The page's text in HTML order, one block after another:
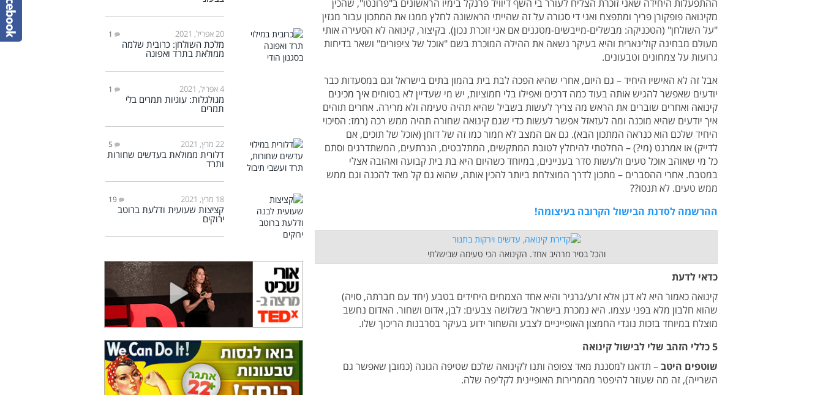
ההתפעלות היחידה שאני זוכרת הצליח לעורר בי השף דיוויד פרנקל בימיו הראשונים ב"פרונטו", שהכין
מקינואה פופקורן פריך ומתפצח ואני די סגורה על זה שהייתי הראשונה לחלץ ממנו את המתכון עבור מגזין
"על השולחן" (הטכניקה: מבשלים-מייבשים-מטגנים אם אני זוכרת נכון). בקיצור, קינואה לא הסעירה אותי
מעולם מבחינה קולינארית והיא בעיקר נשאה את ההילה המוכרת בשם "אוכל של ציפורים" ושאר בדיחות
גרועות על צמחונים וטבעונים.
אבל זה לא האישיו היחיד – גם היום, אחרי שהיא הפכה לבת בית בהמון בתים בישראל וגם במסעדות כבר
יודעים שאפשר להגיש אותה בעוד כמה דרכים ואפילו בלי חמוציות, יש מי שעדיין לא בטוחים איך מכינים
קינואה ואחרים שוברים את הראש מה צריך לעשות בשביל שהיא תהיה טעימה ולא מרירה. אחרים תוהים
איך יודעים שהיא מוכנה ומה לעזאזל אפשר לעשות כדי שגם קינואה שחורה תהיה ממש רכה (רמז: הסיכוי
היחיד שלכם הוא כנראה המתכון הבא). גם אם המצב לא חמור כמו זה של דוחן (אוכל של תוכים, אם
לדייק) או אמרנט (מי?) – החלטתי להיחלץ לטובת המתקשים, המתלבטים, הנרתעים, המשתדרגים וסתם
כל מי שאוהב אוכל טעים ולעשות סדר בעניינים, במיוחד כשהיום היא בת בית קבועה ואהובה אצלי
במטבח. אחרי ההסברים – מתכון לדרך המוצלחת ביותר להכין אותה, שהוא גם קל מאד להכנה וגם ממש
ממש טעים. לא תנסו??
ההרשמה לסדנת הבישול הקרובה בעיצומה!
והכל בסיר מרהיב אחד. הקינואה הכי טעימה שבישלתי
כדאי לדעת
קינואה כאמור היא לא דגן אלא זרע/גרגיר והיא אחד הצמחים היחידים בטבע (יחד עם חברתה, סויה)
שהוא חלבון מלא בפני עצמו. היא נמכרת בישראל בשלושה צבעים: לבן, אדום ושחור. האדום נחשב
מוצלח במיוחד בזכות נוגדי החמצון האופייניים לצבע והשחור ידוע בעיקר בסרבנות הריכוך שלו.
5 כללי הזהב שלי לבישול קינואה
שוטפים היטב– תדאגו למסננת מאד צפופה ותנו לקינואה שלכם שטיפה הגונה (כמובן שאפשר גם
השרייה), זה מה שעוזר להיפטר מהמרירות האופיינית לקליפה שלה.
20 אפריל, 2021 1
מלכת השולחן: כרובית שלמה
ממולאת בתרד ואפונה
4 אפריל, 2021 1
מגולגלות: עוגיות תמרים בלי
תמרים
22 מרץ, 2021 5
דלורית ממולאת בעדשים שחורות
ותרד
18 מרץ, 2021 19
קציצות שעועית ודלעת ברוטב
ירוקים